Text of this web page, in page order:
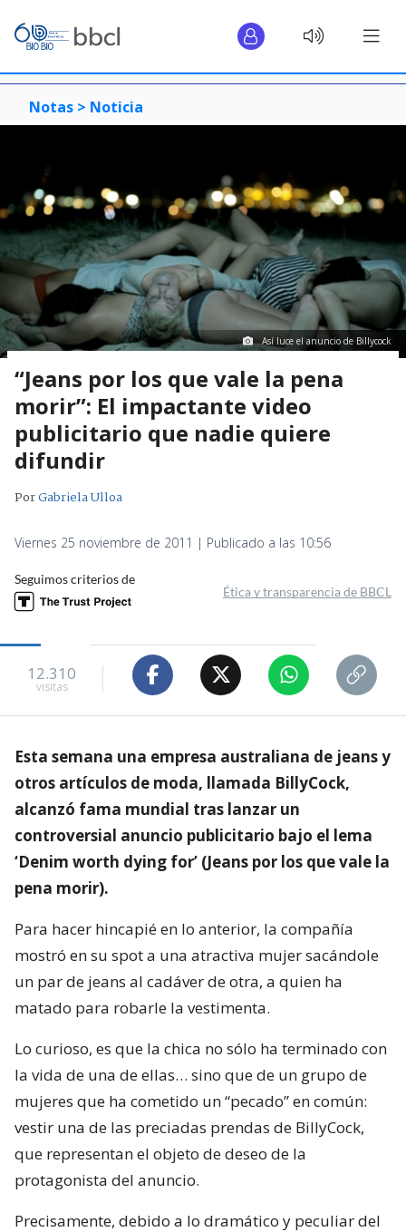
Notas > Noticia
Así luce el anuncio de Billycock
“Jeans por los que vale la pena
morir”: El impactante video
publicitario que nadie quiere
difundir
PorGabriela Ulloa
Viernes 25 noviembre de 2011 | Publicado a las 10:56
Seguimos criterios de
Ética y transparencia de BBCL
12.310
visitas
Esta semana una empresa australiana de jeans y
otros artículos de moda, llamada BillyCock,
alcanzó fama mundial tras lanzar un
controversial anuncio publicitario bajo el lema
‘Denim worth dying for’ (Jeans por los que vale la
pena morir).
Para hacer hincapié en lo anterior, la compañía
mostró en su spot a una atractiva mujer sacándole
un par de jeans al cadáver de otra, a quien ha
matado para robarle la vestimenta.
Lo curioso, es que la chica no sólo ha terminado con
la vida de una de ellas… sino que de un grupo de
mujeres que ha cometido un “pecado” en común:
vestir una de las preciadas prendas de BillyCock,
que representan el objeto de deseo de la
protagonista del anuncio.
Precisamente, debido a lo dramático y peculiar del